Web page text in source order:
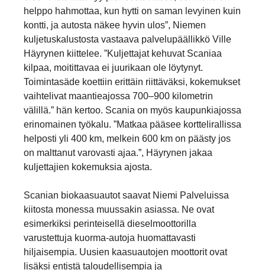
helppo hahmottaa, kun hytti on saman levyinen kuin
kontti, ja autosta näkee hyvin ulos”, Niemen
kuljetuskalustosta vastaava palvelupäällikkö Ville
Häyrynen kiittelee. ”Kuljettajat kehuvat Scaniaa
kilpaa, moitittavaa ei juurikaan ole löytynyt.
Toimintasäde koettiin erittäin riittäväksi, kokemukset
vaihtelivat maantieajossa 700–900 kilometrin
välillä.” hän kertoo. Scania on myös kaupunkiajossa
erinomainen työkalu. ”Matkaa pääsee korttelirallissa
helposti yli 400 km, melkein 600 km on päästy jos
on malttanut varovasti ajaa.”, Häyrynen jakaa
kuljettajien kokemuksia ajosta.
Scanian biokaasuautot saavat Niemi Palveluissa
kiitosta monessa muussakin asiassa. Ne ovat
esimerkiksi perinteisellä dieselmoottorilla
varustettuja kuorma-autoja huomattavasti
hiljaisempia. Uusien kaasuautojen moottorit ovat
lisäksi entistä taloudellisempia ja